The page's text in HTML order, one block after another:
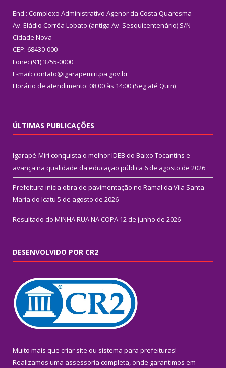
End.: Complexo Administrativo Agenor da Costa Quaresma
Av. Eládio Corrêa Lobato (antiga Av. Sesquicentenário) S/N -
Cidade Nova
CEP: 68430-000
Fone: (91) 3755-0000
E-mail: contato@igarapemiri.pa.gov.br
Horário de atendimento: 08:00 às 14:00 (Seg até Quin)
ÚLTIMAS PUBLICAÇÕES
Igarapé-Miri conquista o melhor IDEB do Baixo Tocantins e
avança na qualidade da educação pública 6 de agosto de 2026
Prefeitura inicia obra de pavimentação no Ramal da Vila Santa
Maria do Icatu 5 de agosto de 2026
Resultado do MINHA RUA NA COPA 12 de junho de 2026
DESENVOLVIDO POR CR2
Muito mais que criar site ou sistema para prefeituras!
Realizamos uma assessoria completa, onde garantimos em